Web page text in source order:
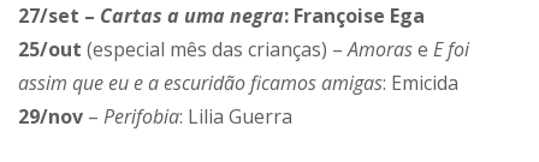
27/set – Cartas a uma negra: Françoise Ega
25/out (especial mês das crianças) –Amorase E foi
assim que eu e a escuridão ficamos amigas: Emicida
29/nov – Perifobia: Lilia Guerra